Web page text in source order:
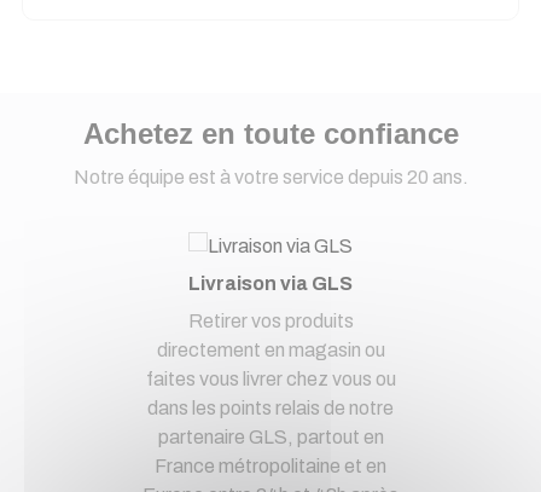
Achetez en toute confiance
Notre équipe est à votre service depuis 20 ans.
Livraison via GLS
Retirer vos produits
directement en magasin ou
faites vous livrer chez vous ou
dans les points relais de notre
partenaire GLS, partout en
France métropolitaine et en